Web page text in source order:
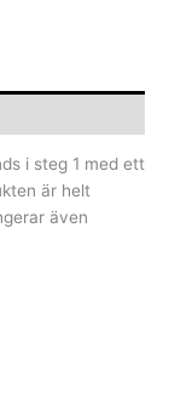
i steg 1 med ett
är helt
även